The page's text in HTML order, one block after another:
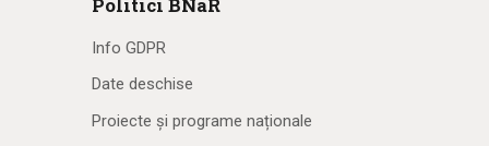
Info GDPR
Date deschise
Proiecte și programe naționale